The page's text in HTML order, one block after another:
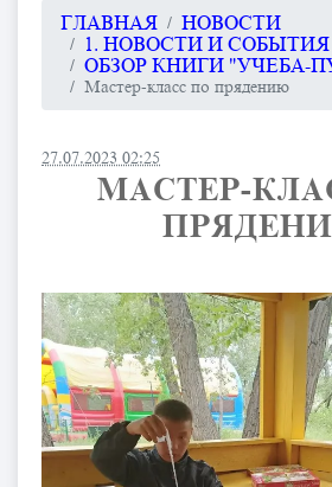
ГЛАВНАЯ
НОВОСТИ
1. НОВОСТИ И СОБЫТИЯ
ОБЗОР КНИГИ "УЧЕБА-
Мастер-класс по прядению
27.07.2023 02:25
МАСТЕР-